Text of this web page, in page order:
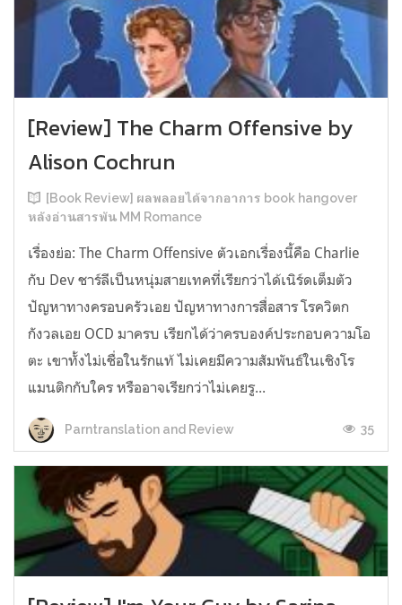
[Review] The Charm Offensive by
Alison Cochrun
[Book Review] ผลพลอยได้จากอาการ book hangover
หลังอ่านสารพัน MM Romance
เรื่องย่อ: The Charm Offensive ตัวเอกเรื่องนี้คือ Charlie
กับ Dev ชาร์ลีเป็นหนุ่มสายเทคที่เรียกว่าได้เนิร์ดเต็มตัว
ปัญหาทางครอบครัวเอย ปัญหาทางการสื่อสาร โรควิตก
กังวลเอย OCD มาครบ เรียกได้ว่าครบองค์ประกอบความโอ
ตะ เขาทั้งไม่เชื่อในรักแท้ ไม่เคยมีความสัมพันธ์ในเชิงโร
แมนติกกับใคร หรืออาจเรียกว่าไม่เคยรู...
Parntranslation and Review 35